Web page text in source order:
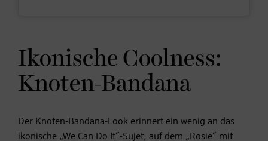
Ikonische Coolness:
Knoten-Bandana
Der Knoten-Bandana-Look erinnert ein wenig an das
ikonische „We Can Do It“-Sujet, auf dem „Rosie“ mit